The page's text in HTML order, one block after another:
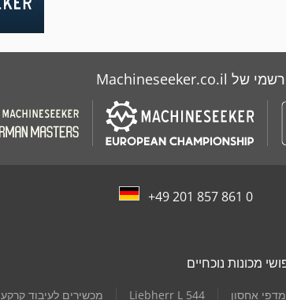
+49 201 857 861 0
מכשירים לעיבוד קרקע Liebherr L 544 מדפי אחסון